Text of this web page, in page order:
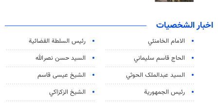
اخبار الشخصيات
الامام الخامنئي
رئیس السلطة القضائیة
الحاج قاسم سليماني
السيد حسن نصرالله
السید عبدالملک الحوثي
الشيخ عيسى قاسم
رئيس الجمهورية
الشيخ الزكزاكي